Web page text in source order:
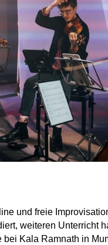
und freie
weiteren Unterricht
bei Kala Ramnath in